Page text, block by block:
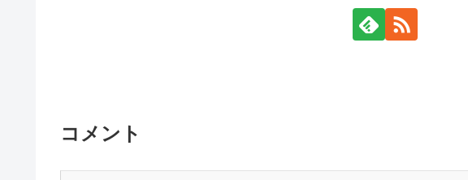
コメント